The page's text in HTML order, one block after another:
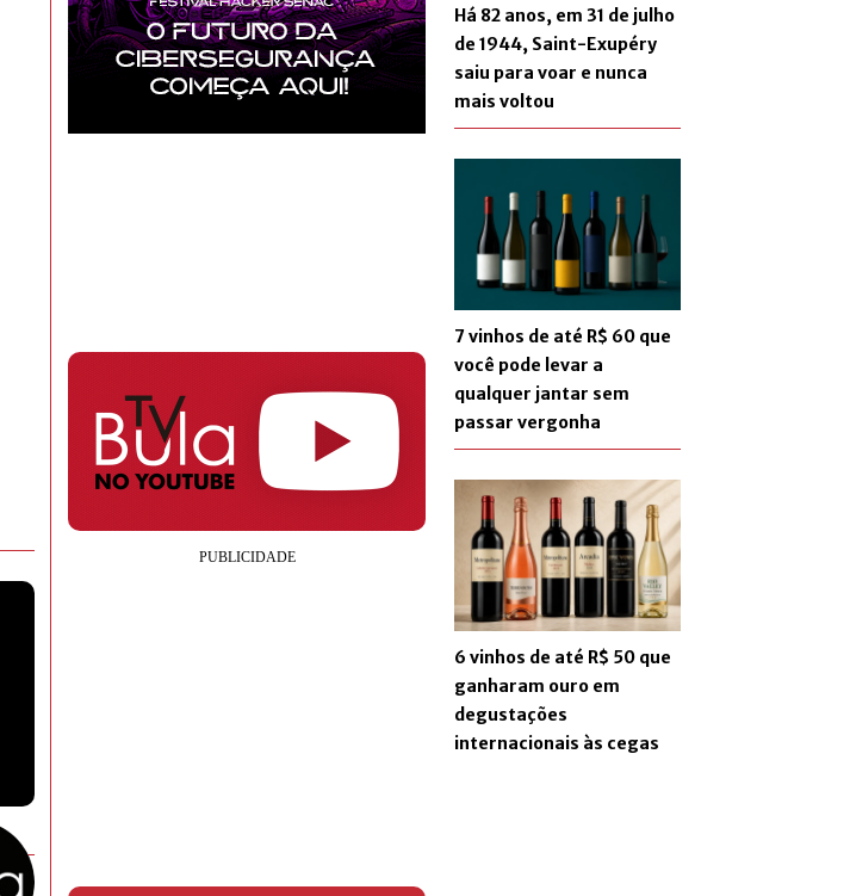
Há 82 anos, em 31 de julho
de 1944, Saint-Exupéry
saiu para voar e nunca
mais voltou
7 vinhos de até R$ 60 que
você pode levar a
qualquer jantar sem
passar vergonha
6 vinhos de até R$ 50 que
ganharam ouro em
degustações
internacionais às cegas